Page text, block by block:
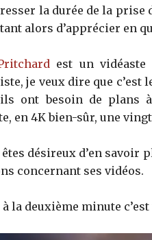
la durée de la prise
alors d’apprécier en
est un
je veux dire que
ont besoin de plans
en 4K bien-sûr, une
êtes désireux d’en savoir
concernant ses vidéos.
à la deuxième minute